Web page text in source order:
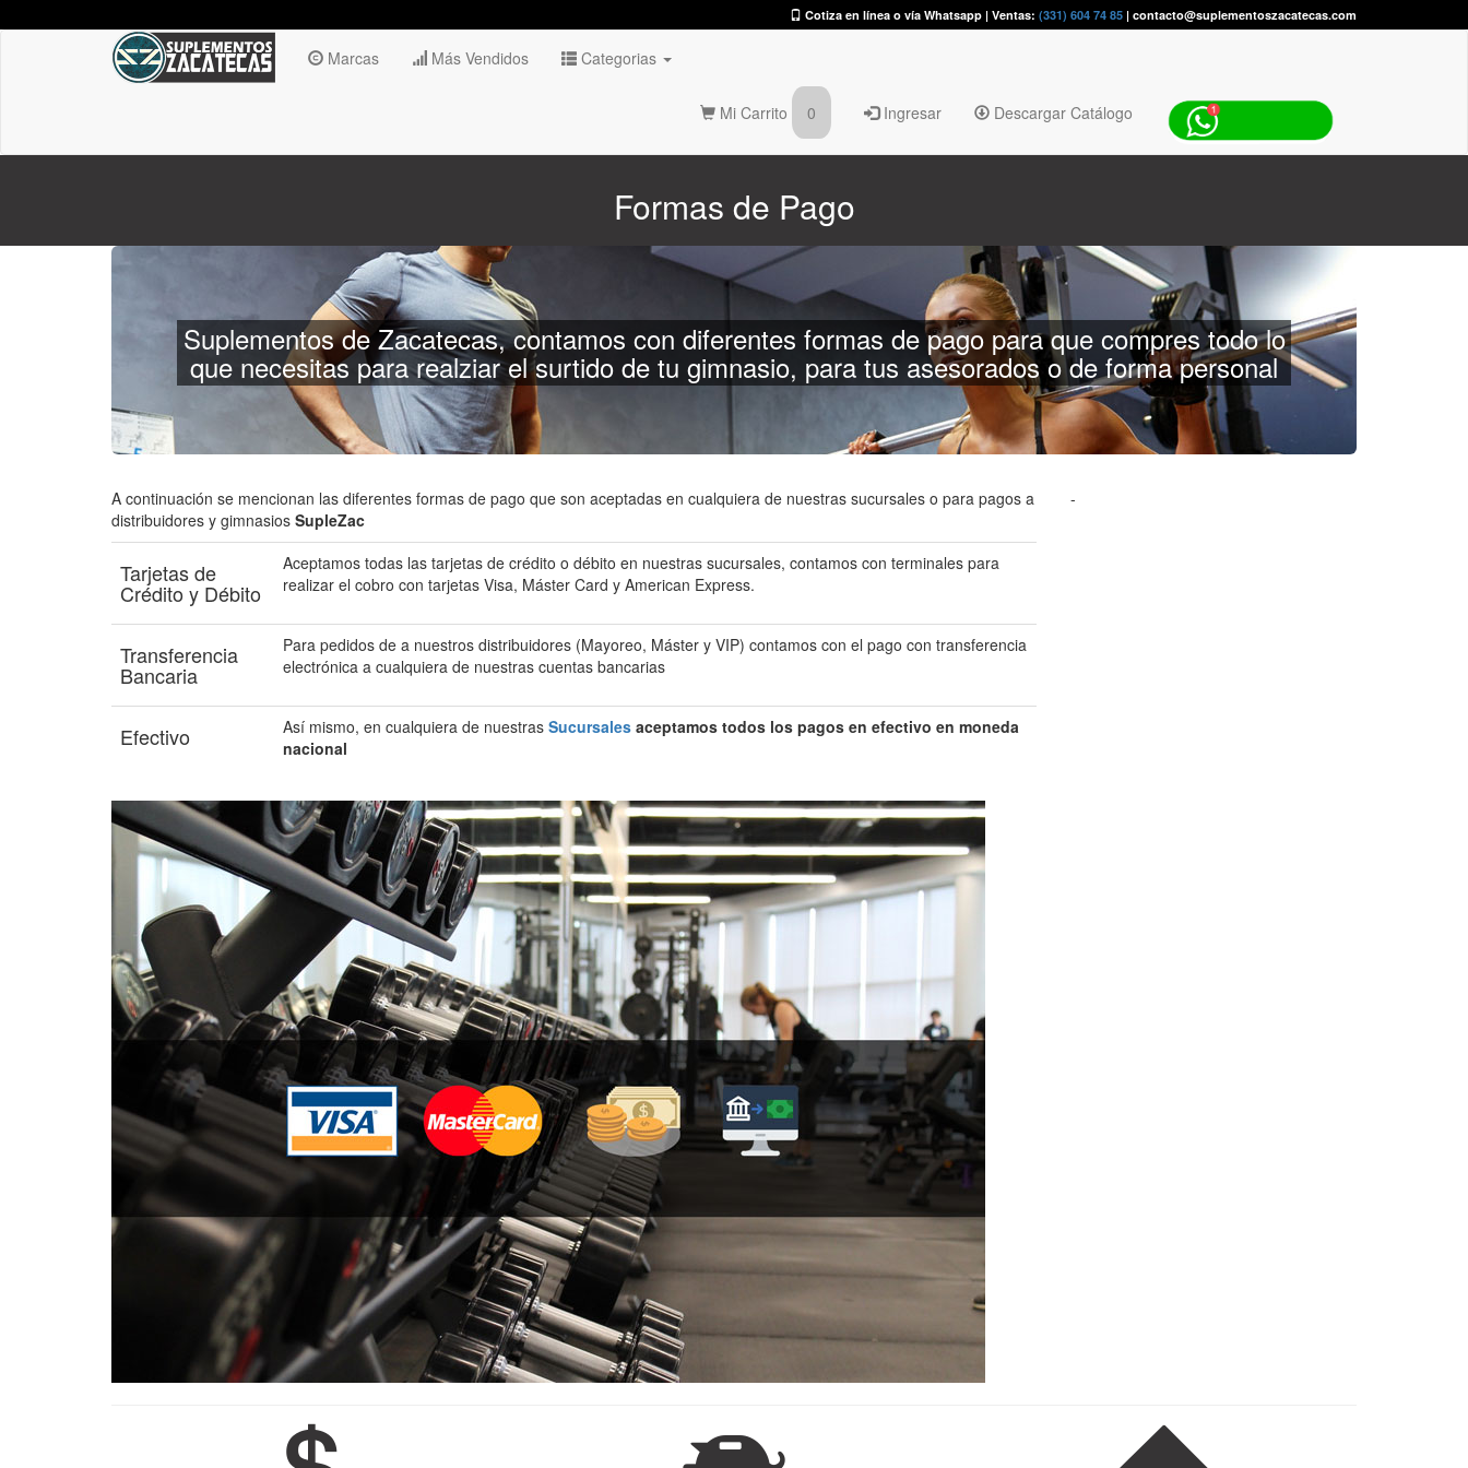
Cotiza en línea o vía Whatsapp | Ventas: (331) 604 74 85 | contacto@suplementoszacatecas.com
Marcas Más Vendidos Categorias
Mi Carrito 0 Ingresar Descargar Catálogo
Formas de Pago
Suplementos de Zacatecas, contamos con diferentes formas de pago para que compres todo lo
que necesitas para realziar el surtido de tu gimnasio, para tus asesorados o de forma personal
A continuación se mencionan las diferentes formas de pago que son aceptadas en cualquiera de nuestras sucursales o para pagos a
distribuidores y gimnasios SupleZac
Tarjetas de
Crédito y Débito
Aceptamos todas las tarjetas de crédito o débito en nuestras sucursales, contamos con terminales para
realizar el cobro con tarjetas Visa, Máster Card y American Express.
Transferencia
Bancaria
Para pedidos de a nuestros distribuidores (Mayoreo, Máster y VIP) contamos con el pago con transferencia
electrónica a cualquiera de nuestras cuentas bancarias
Efectivo Así mismo, en cualquiera de nuestras Sucursales aceptamos todos los pagos en efectivo en moneda
nacional
-